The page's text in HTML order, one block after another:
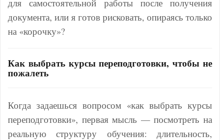
для самостоятельной работы после получения
документа, или я готов рисковать, опираясь только
на «корочку»?
Как выбрать курсы переподготовки, чтобы не
пожалеть
Когда задаешься вопросом «как выбрать курсы
переподготовки», первая мысль — посмотреть на
реальную структуру обучения: длительность,